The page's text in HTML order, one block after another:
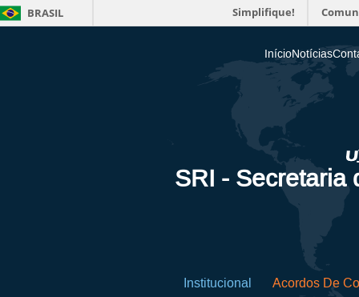
BRASIL Simplifique!
InícioNotícias
SRI - Secretaria
Institucional Acordos De